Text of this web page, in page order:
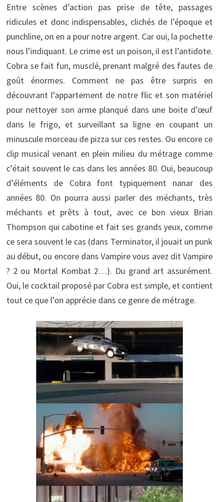
Entre scènes d’action pas prise de tête, passages
ridicules et donc indispensables, clichés de l’époque et
punchline, on en a pour notre argent. Car oui, la pochette
nous l’indiquant. Le crime est un poison, il est l’antidote.
Cobra se fait fun, musclé, prenant malgré des fautes de
goût énormes. Comment ne pas être surpris en
découvrant l’appartement de notre flic et son matériel
pour nettoyer son arme planqué dans une boite d’œuf
dans le frigo, et surveillant sa ligne en coupant un
minuscule morceau de pizza sur ces restes. Ou encore ce
clip musical venant en plein milieu du métrage comme
c’était souvent le cas dans les années 80. Oui, beaucoup
d’éléments de Cobra font typiquement nanar des
années 80. On pourra aussi parler des méchants, très
méchants et prêts à tout, avec ce bon vieux Brian
Thompson qui cabotine et fait ses grands yeux, comme
ce sera souvent le cas (dans Terminator, il jouait un punk
au début, ou encore dans Vampire vous avez dit Vampire
? 2 ou Mortal Kombat 2…). Du grand art assurément.
Oui, le cocktail proposé par Cobra est simple, et contient
tout ce que l’on apprécie dans ce genre de métrage.